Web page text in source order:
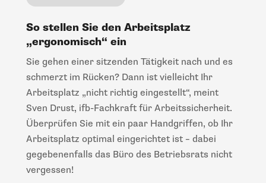
So stellen Sie den Arbeitsplatz
„ergonomisch“ ein
Sie gehen einer sitzenden Tätigkeit nach und es
schmerzt im Rücken? Dann ist vielleicht Ihr
Arbeitsplatz „nicht richtig eingestellt“, meint
Sven Drust, ifb-Fachkraft für Arbeitssicherheit.
Überprüfen Sie mit ein paar Handgriffen, ob Ihr
Arbeitsplatz optimal eingerichtet ist – dabei
gegebenenfalls das Büro des Betriebsrats nicht
vergessen!